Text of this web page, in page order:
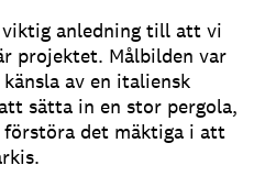
viktig anledning till att vi
projektet. Målbilden var
av en italiensk
sätta in en stor pergola,
det mäktiga i att
.